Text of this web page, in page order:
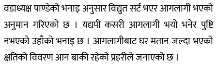
वडाध्यक्ष पाण्डेको भनाइ अनुसार विद्युत सर्ट भएर आगलागी भएको
अनुमान गरिएको छ । यद्यपी कसरी आगलागी भयो भनेर पुष्टि
नभएको उहाँको भनाइ छ । आगलागीबाट घर मतान जल्दा भएको
क्षतिको विवरण आन बाकी रहेको प्रहरीले जनाएको छ ।